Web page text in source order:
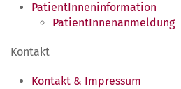
PatientInneninformation
PatientInnenanmeldung
Kontakt
Kontakt & Impressum